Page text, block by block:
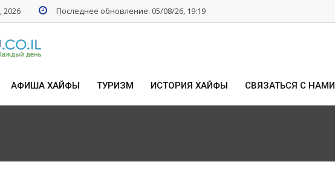
2026 Последнее обновление: 05/08/26, 19:19
АФИША ХАЙФЫ ТУРИЗМ ИСТОРИЯ ХАЙФЫ СВЯЗАТЬСЯ С НАМИ